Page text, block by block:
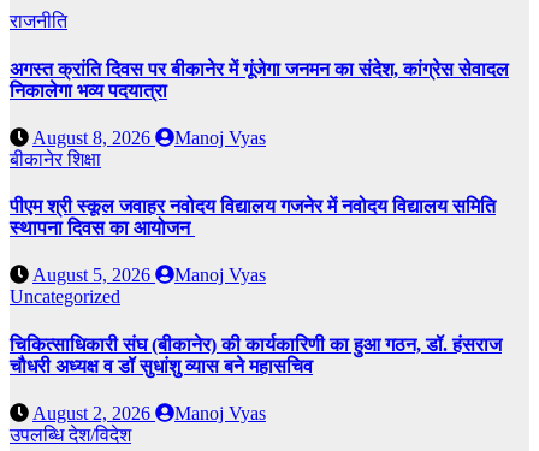
राजनीति
अगस्त क्रांति दिवस पर बीकानेर में गूंजेगा जनमन का संदेश, कांग्रेस सेवादल
निकालेगा भव्य पदयात्रा
August 8, 2026
Manoj Vyas
बीकानेरशिक्षा
पीएम श्री स्कूल जवाहर नवोदय विद्यालय गजनेर में नवोदय विद्यालय समिति
स्थापना दिवस का आयोजन
August 5, 2026
Manoj Vyas
Uncategorized
चिकित्साधिकारी संघ (बीकानेर) की कार्यकारिणी का हुआ गठन, डॉ. हंसराज
चौधरी अध्यक्ष व डॉ सुधांशु व्यास बने महासचिव
August 2, 2026
Manoj Vyas
उपलब्धिदेश/विदेश